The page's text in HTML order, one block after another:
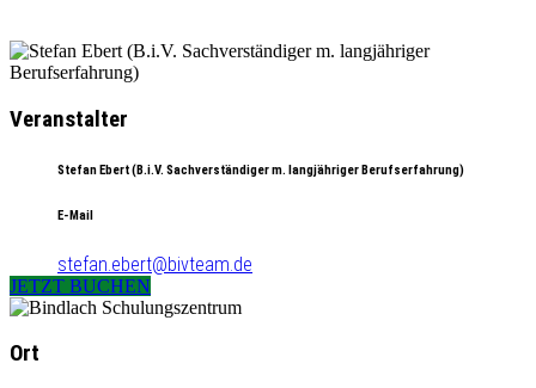
Veranstalter
Stefan Ebert (B.i.V. Sachverständiger m. langjähriger Berufserfahrung)
E-Mail
stefan.ebert@bivteam.de
JETZT BUCHEN
Ort